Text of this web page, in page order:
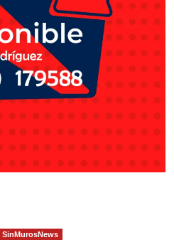
SinMurosNews